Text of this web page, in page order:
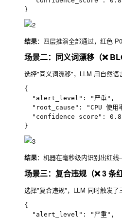
结果：四层推演全部通过，红色
场景二：同义词漂移（❌
选择"同义词漂移"，LLM 用自然
{
  "alert_level": "严重",
"root_cause": "CPU 使用率
"confidence_score":
结果：机器在毫秒级内识别出红
场景三：复合违规（❌ 3 条
选择"复合违规"，LLM 同时触发了
{
  "alert_level": "严重",